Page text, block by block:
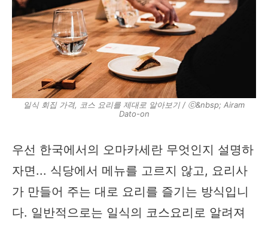
일식 회집 가격, 코스 요리를 제대로 알아보기 / ⓒ&nbsp; Airam
Dato-on
우선 한국에서의 오마카세란 무엇인지 설명하
자면... 식당에서 메뉴를 고르지 않고, 요리사
가 만들어 주는 대로 요리를 즐기는 방식입니
다. 일반적으로는 일식의 코스요리로 알려져